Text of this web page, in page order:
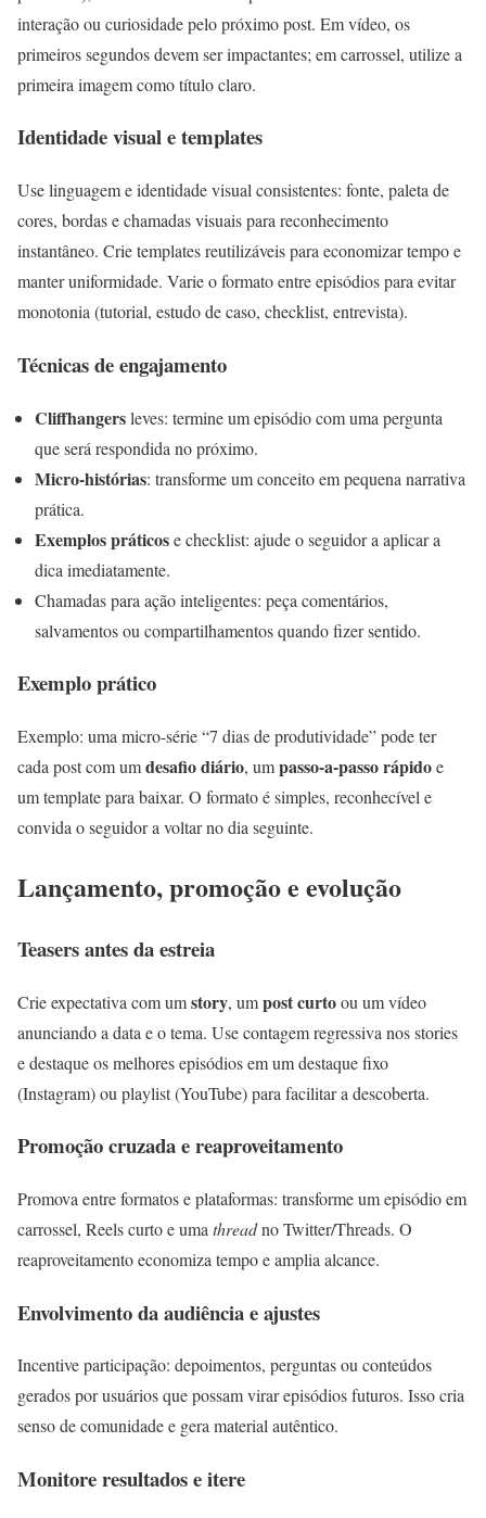
interação ou curiosidade pelo próximo post. Em vídeo, os
primeiros segundos devem ser impactantes; em carrossel, utilize a
primeira imagem como título claro.
Identidade visual e templates
Use linguagem e identidade visual consistentes: fonte, paleta de
cores, bordas e chamadas visuais para reconhecimento
instantâneo. Crie templates reutilizáveis para economizar tempo e
manter uniformidade. Varie o formato entre episódios para evitar
monotonia (tutorial, estudo de caso, checklist, entrevista).
Técnicas de engajamento
Cliffhangersleves: termine um episódio com uma pergunta
que será respondida no próximo.
Micro-histórias: transforme um conceito em pequena narrativa
prática.
Exemplos práticose checklist: ajude o seguidor a aplicar a
dica imediatamente.
Chamadas para ação inteligentes: peça comentários,
salvamentos ou compartilhamentos quando fizer sentido.
Exemplo prático
Exemplo: uma micro-série “7 dias de produtividade” pode ter
cada post com umdesafio diário, umpasso-a-passo rápidoe
um template para baixar. O formato é simples, reconhecível e
convida o seguidor a voltar no dia seguinte.
Lançamento, promoção e evolução
Teasers antes da estreia
Crie expectativa com umstory, umpost curtoou um vídeo
anunciando a data e o tema. Use contagem regressiva nos stories
e destaque os melhores episódios em um destaque fixo
(Instagram) ou playlist (YouTube) para facilitar a descoberta.
Promoção cruzada e reaproveitamento
Promova entre formatos e plataformas: transforme um episódio em
carrossel, Reels curto e uma threadno Twitter/Threads. O
reaproveitamento economiza tempo e amplia alcance.
Envolvimento da audiência e ajustes
Incentive participação: depoimentos, perguntas ou conteúdos
gerados por usuários que possam virar episódios futuros. Isso cria
senso de comunidade e gera material autêntico.
Monitore resultados e itere